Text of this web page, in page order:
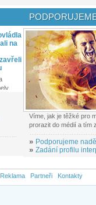
na
Víme, jak je těžké pro
prorazit do médií a tím
» Podporujeme
» Zadání profilu
Reklama Partneři Kontakty